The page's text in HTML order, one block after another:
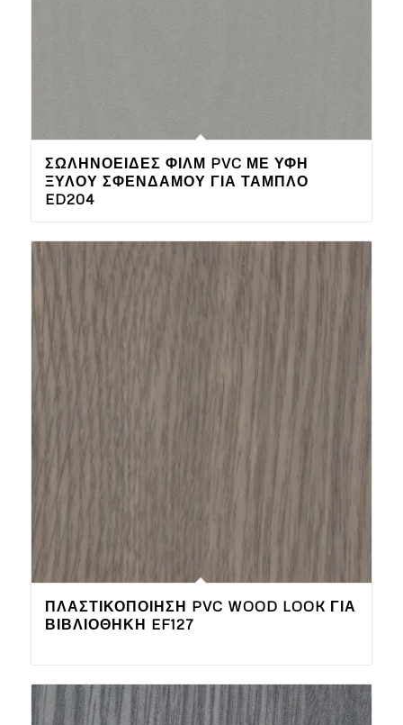
ΣΩΛΗΝΟΕΙΔΈΣ ΦΙΛΜ PVC ΜΕ ΥΦΉ
ΞΎΛΟΥ ΣΦΕΝΔΆΜΟΥ ΓΙΑ ΤΑΜΠΛΌ
ED204
ΠΛΑΣΤΙΚΟΠΟΊΗΣΗ PVC WOOD LOOK ΓΙΑ
ΒΙΒΛΙΟΘΉΚΗ EF127